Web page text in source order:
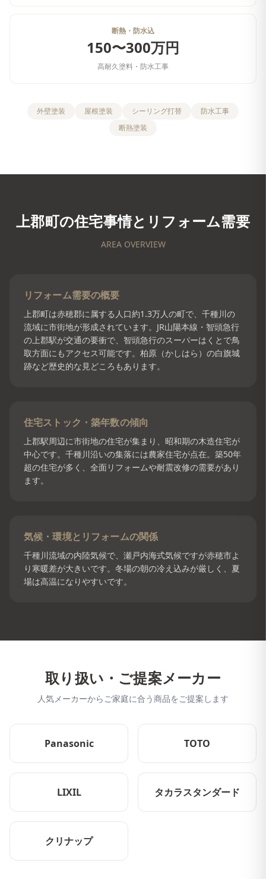
断熱・防水込
150〜300万円
高耐久塗料・防水工事
外壁塗装 屋根塗装 シーリング打替
防水工事
断熱塗装
上郡町の住宅事情とリフォーム需要
AREA OVERVIEW
リフォーム需要の概要
上郡町は赤穂郡に属する人口約1.3万人の町で、千種川の
流域に市街地が形成されています。JR山陽本線・智頭急行
の上郡駅が交通の要衝で、智頭急行のスーパーはくとで鳥
取方面にもアクセス可能です。柏原（かしはら）の白旗城
跡など歴史的な見どころもあります。
住宅ストック・築年数の傾向
上郡駅周辺に市街地の住宅が集まり、昭和期の木造住宅が
中心です。千種川沿いの集落には農家住宅が点在。築50年
超の住宅が多く、全面リフォームや耐震改修の需要があり
ます。
気候・環境とリフォームの関係
千種川流域の内陸気候で、瀬戸内海式気候ですが赤穂市よ
り寒暖差が大きいです。冬場の朝の冷え込みが厳しく、夏
場は高温になりやすいです。
取り扱い・ご提案メーカー
人気メーカーからご家庭に合う商品をご提案します
Panasonic TOTO
LIXIL タカラスタンダード
クリナップ